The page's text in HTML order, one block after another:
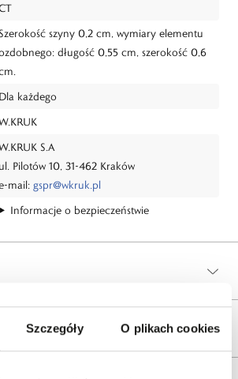
Szczegóły O plikach cookies
Szerokość szyny 0,2 cm, wymiary elementu
długość 0,55 cm, szerokość 0,6
Dla każdego
S.A
ul. Pilotów 10, 31-462 Kraków
mail: gspr@wkruk.pl
Informacje o bezpieczeństwie